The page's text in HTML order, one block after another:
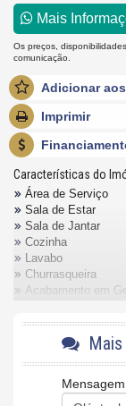
Mais
Os preços,
comunicação.
Adicionar
Imprimir
Características do
Área de Serviço
Sala de Estar
Sala de Jantar
Cozinha
Lavabo
Churrasqueira
Acabamento em
Sala de Jogos
Salão de Festas
Piscina
Espaço Gourmet
Mensagem